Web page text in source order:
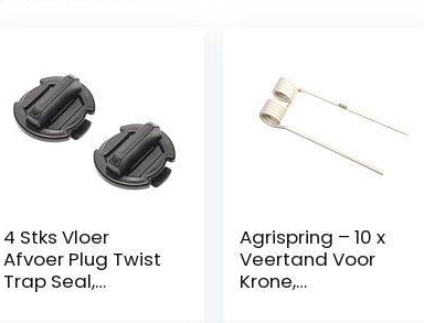
4 Stks Vloer
Afvoer Plug Twist
Trap Seal,
Agrispring – 10 x
Veertand Voor
Krone,